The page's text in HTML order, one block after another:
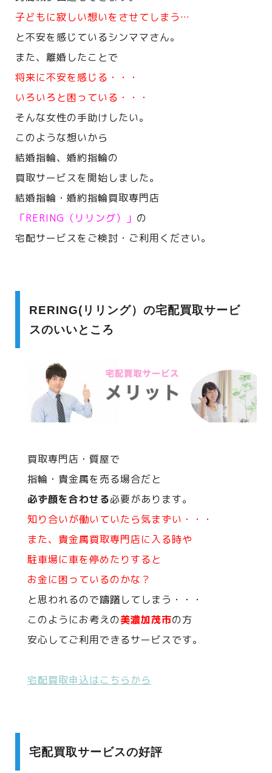
子どもに寂しい想いをさせてしまう…
と不安を感じているシンママさん。
また、離婚したことで
将来に不安を感じる・・・
いろいろと困っている・・・
そんな女性の手助けしたい。
このような想いから
結婚指輪、婚約指輪の
買取サービスを開始しました。
結婚指輪・婚約指輪買取専門店
「RERING（リリング）」 の
宅配サービスをご検討・ご利用ください。
RERING(リリング）の宅配買取サービ
スのいいところ
買取専門店・質屋で
指輪・貴金属を売る場合だと
必ず顔を合わせる必要があります。
知り合いが働いていたら気まずい・・・
また、貴金属買取専門店に入る時や
駐車場に車を停めたりすると
お金に困っているのかな？
と思われるので躊躇してしまう・・・
このようにお考えの美濃加茂市の方
安心してご利用できるサービスです。
宅配買取申込はこちらから
宅配買取サービスの好評